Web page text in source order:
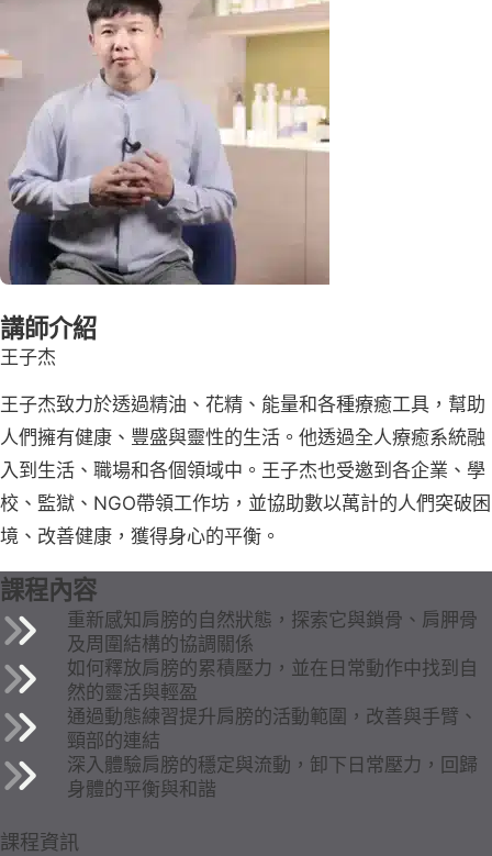
講師介紹
王子杰
王子杰致力於透過精油、花精、能量和各種療癒工具，幫助
人們擁有健康、豐盛與靈性的生活。他透過全人療癒系統融
入到生活、職場和各個領域中。王子杰也受邀到各企業、學
校、監獄、NGO帶領工作坊，並協助數以萬計的人們突破困
境、改善健康，獲得身心的平衡。
課程內容
重新感知肩膀的自然狀態，探索它與鎖骨、肩胛骨
及周圍結構的協調關係
如何釋放肩膀的累積壓力，並在日常動作中找到自
然的靈活與輕盈
通過動態練習提升肩膀的活動範圍，改善與手臂、
頸部的連結
深入體驗肩膀的穩定與流動，卸下日常壓力，回歸
身體的平衡與和諧
課程資訊